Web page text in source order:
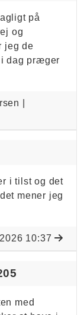
på
og
jeg de
dag præger
|
i tilst og det
mener jeg
10:37
med